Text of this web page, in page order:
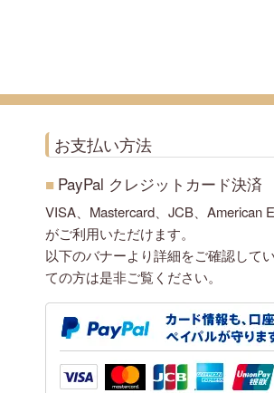
お支払い方法
■ PayPal クレジットカード決済
VISA、Mastercard、JCB、American
がご利用いただけます。
以下のバナーより詳細をご確認して
ての方は是非ご覧ください。